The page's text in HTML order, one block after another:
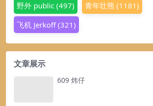
野外 public (497) 青年壮熊 (1181)
飞机 Jerkoff(321)
文章展示
609 炜仔